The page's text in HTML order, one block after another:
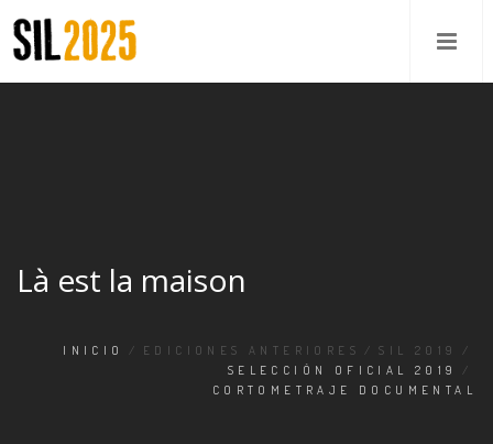
Là est la maison
INICIO / EDICIONES ANTERIORES / SIL 2019
/
SELECCIÓN OFICIAL 2019
/
CORTOMETRAJE DOCUMENTAL